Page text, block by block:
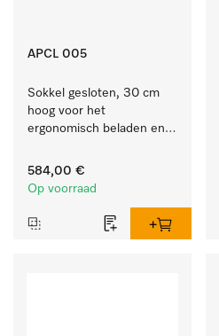
APCL 005
Sokkel gesloten, 30 cm
hoog voor het
ergonomisch beladen en
en droogkast.
584,00 €
Op voorraad